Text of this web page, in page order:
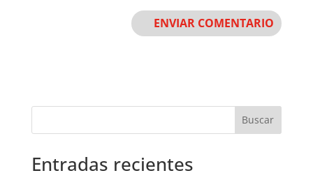
Buscar
Entradas recientes